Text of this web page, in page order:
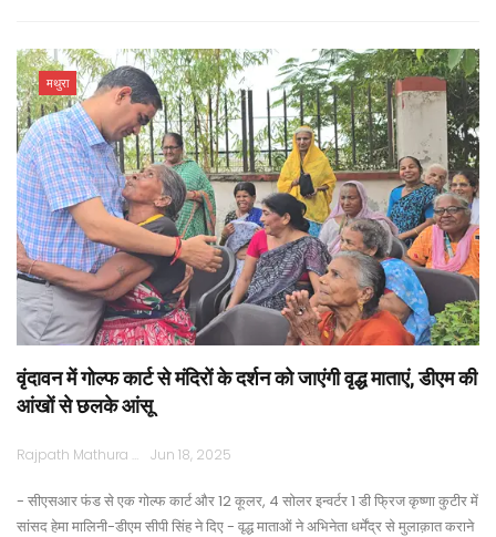
मथुरा
वृंदावन में गोल्फ कार्ट से मंदिरों के दर्शन को जाएंगी वृद्ध माताएं, डीएम की
आंखों से छलके आंसू
Rajpath Mathura Jun 18, 2025
- सीएसआर फंड से एक गोल्फ कार्ट और 12 कूलर, 4 सोलर इन्वर्टर 1 डी फ्रिज कृष्णा कुटीर में
सांसद हेमा मालिनी-डीएम सीपी सिंह ने दिए - वृद्ध माताओं ने अभिनेता धर्मेंद्र से मुलाक़ात कराने